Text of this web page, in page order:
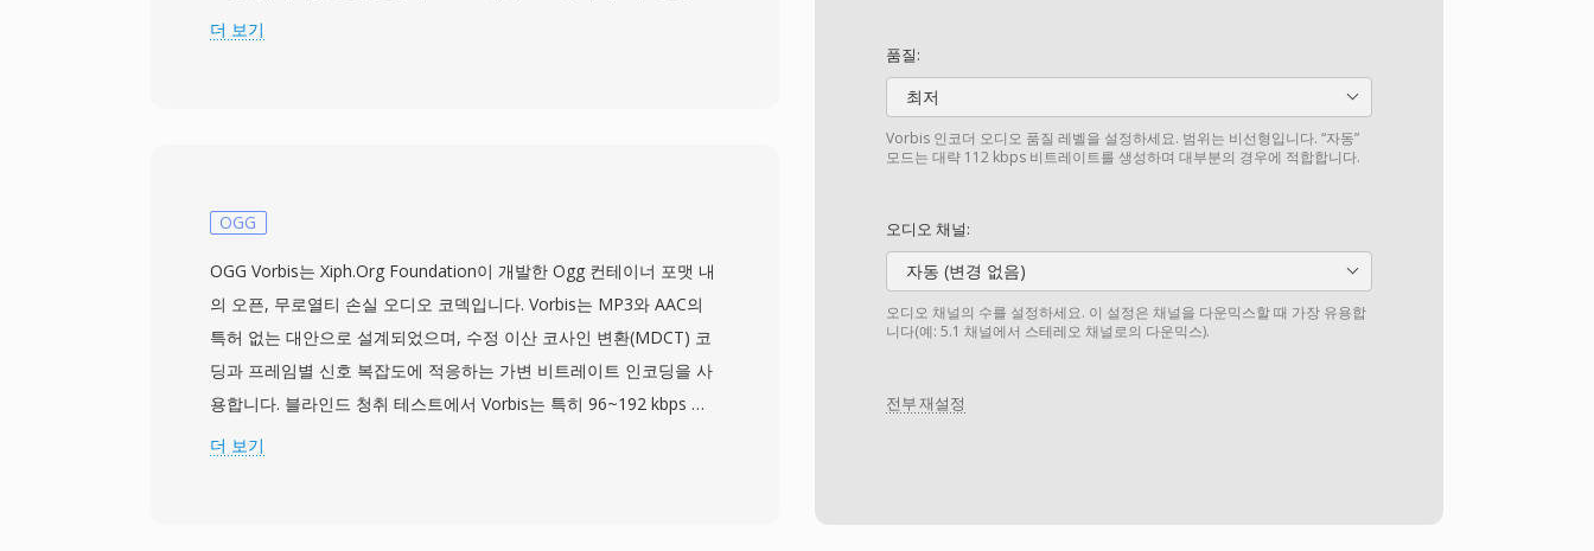
품질:
최저
Vorbis 인코더 오디오 품질 레벨을 설정하세요. 범위는 비선형입니다. “자동”
모드는 대략 112 kbps 비트레이트를 생성하며 대부분의 경우에 적합합니다.
오디오 채널:
자동 (변경 없음)
오디오 채널의 수를 설정하세요. 이 설정은 채널을 다운믹스할 때 가장 유용합
니다(예: 5.1 채널에서 스테레오 채널로의 다운믹스).
전부 재설정
력이 원본과 비트 단위로 동일하다는 것을 보장합니다. Shorten은
코딩과 디코딩이 빠르게 실행되었습니다. 또 다른 강점은 결정적 출력
이더 간 무결성 검증을 위한 체크섬이 신뢰성 있었습니다. FLAC이 결
국 더 나은 압축, 탐색 지원, 내장 메타데이터로 Shorten을 대체했지
만, SHN은 역사적 중요성을 유지하며 이 포맷의 광범위한 라이브 음
악 아카이브가 오늘날에도 유통되고 있습니다.
더 보기
OGG
OGG Vorbis는 Xiph.Org Foundation이 개발한 Ogg 컨테이너 포맷 내
의 오픈, 무로열티 손실 오디오 코덱입니다. Vorbis는 MP3와 AAC의
특허 없는 대안으로 설계되었으며, 수정 이산 코사인 변환(MDCT) 코
딩과 프레임별 신호 복잡도에 적응하는 가변 비트레이트 인코딩을 사
용합니다. 블라인드 청취 테스트에서 Vorbis는 특히 96~192 kbps 범
위에서 MP3와 동등하거나 이를 능가하는 지각 품질을 일관되게 보여
더 보기